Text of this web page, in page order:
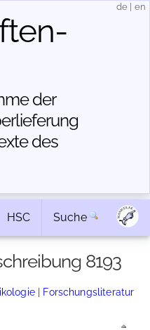
der
des
de en
HSC Suche
8193
| Forschungsliteratur